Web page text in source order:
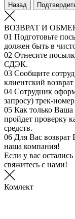
Назад
ВОЗВРАТ И
01 Подготовьте
должен быть в
02 Отнесите
СДЭК.
03 Сообщите
клиентский
04 Сотрудник
запросу) трек-
05 Как только Ваша
пройдет проверку
средств.
06 Для Вас
наша компания!
Если у вас
свяжитесь с нами!
Комлект